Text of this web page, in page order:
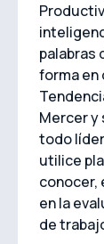
palabras
forma en
Mercer y
todo líder
utilice
conocer,
en la
de